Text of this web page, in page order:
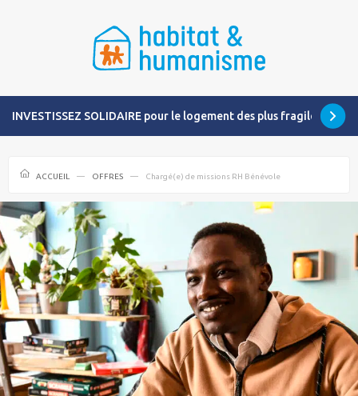
INVESTISSEZ SOLIDAIRE pour le logement des plus fragiles
ACCUEIL OFFRES Chargé(e) de missions RH Bénévole